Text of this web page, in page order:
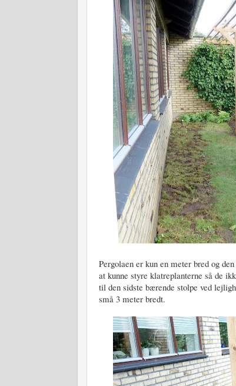
Pergolaen er kun en meter bred og
at kunne styre klatreplanterne så de
til den sidste bærende stolpe ved
små 3 meter bredt.